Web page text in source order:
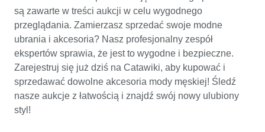
są zawarte w treści aukcji w celu wygodnego
przeglądania. Zamierzasz sprzedać swoje modne
ubrania i akcesoria? Nasz profesjonalny zespół
ekspertów sprawia, że jest to wygodne i bezpieczne.
Zarejestruj się już dziś na Catawiki, aby kupować i
sprzedawać dowolne akcesoria mody męskiej! Śledź
nasze aukcje z łatwością i znajdź swój nowy ulubiony
styl!